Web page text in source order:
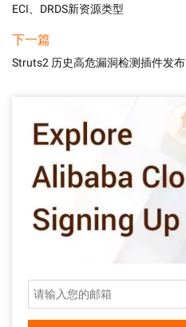
ECI、DRDS新资源类型
下一篇
Struts2 历史高危漏洞检测插件发布